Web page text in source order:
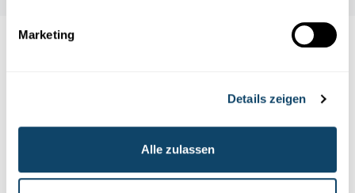
Marketing
Details zeigen
Alle zulassen